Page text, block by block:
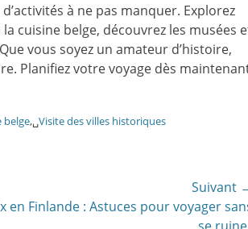
à ne pas manquer. Explorez
cuisine belge, découvrez les musées
vous soyez un amateur d’histoire,
Planifiez votre voyage dès
belge,␣Visite des villes historiques
Suivant
en Finlande : Astuces pour voyager